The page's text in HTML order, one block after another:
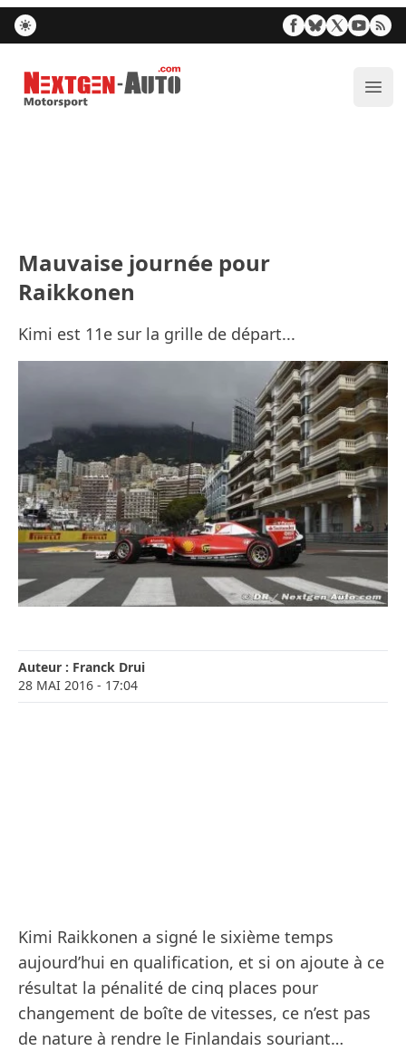
Nextgen-Auto.com
Mauvaise journée pour
Raikkonen
Kimi est 11e sur la grille de départ...
Auteur : Franck Drui
28 MAI 2016 - 17:04
Kimi Raikkonen a signé le sixième temps
aujourd’hui en qualification, et si on ajoute à ce
résultat la pénalité de cinq places pour
changement de boîte de vitesses, ce n’est pas
de nature à rendre le Finlandais souriant…